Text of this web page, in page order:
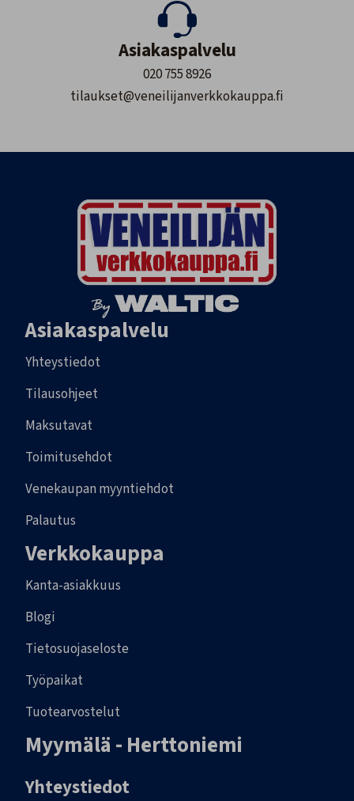
Asiakaspalvelu
020 755 8926
tilaukset@veneilijanverkkokauppa.fi
Asiakaspalvelu
Yhteystiedot
Tilausohjeet
Maksutavat
Toimitusehdot
Venekaupan myyntiehdot
Palautus
Verkkokauppa
Kanta-asiakkuus
Blogi
Tietosuojaseloste
Työpaikat
Tuotearvostelut
Myymälä - Herttoniemi
Yhteystiedot